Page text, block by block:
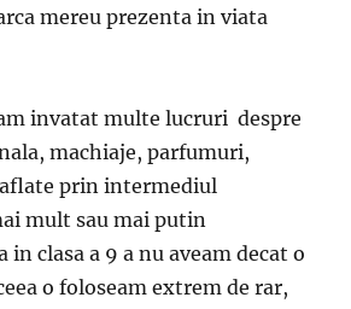
mereu prezenta in viata
invatat multe lucruri despre
machiaje, parfumuri,
prin intermediul
mult sau mai putin
in clasa a 9 a nu aveam decat o
o foloseam extrem de rar,